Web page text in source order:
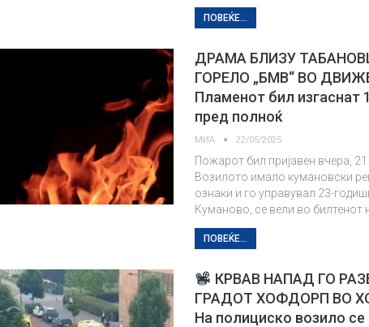
ПОВЕЌЕ...
ДРАМА БЛИЗУ
ГОРЕЛО „БМВ“ ВО
Пламенот бил изгаснат
пред полноќ
МИА 22/05/2025
Пожарот бил пријавен вчера, 21
Возилото имало кумановски
ознаки и го управувал 23-
Куманово, се вели во билтенот
ПОВЕЌЕ...
КРВАВ НАПАД ГО
ГРАДОТ ХОФДОРП ВО
На полициско возило се